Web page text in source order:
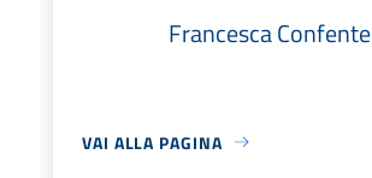
Francesca Confente
VAI ALLA PAGINA